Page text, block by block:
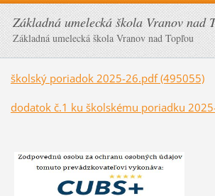
Základná umelecká škola Vranov nad
Základná umelecká škola Vranov nad Topľou
školský poriadok 2025-26.pdf (495055)
dodatok č.1 ku školskému poriadku